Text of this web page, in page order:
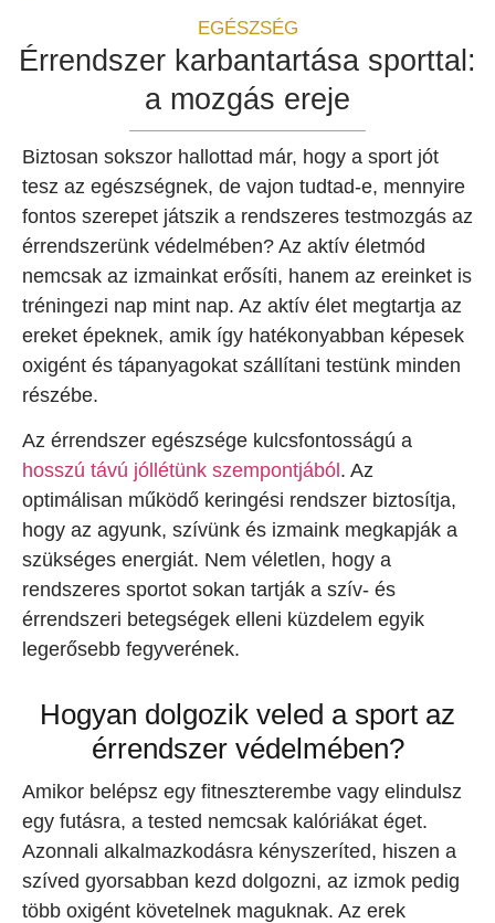
EGÉSZSÉG
Érrendszer karbantartása sporttal:
a mozgás ereje
Biztosan sokszor hallottad már, hogy a sport jót
tesz az egészségnek, de vajon tudtad-e, mennyire
fontos szerepet játszik a rendszeres testmozgás az
érrendszerünk védelmében? Az aktív életmód
nemcsak az izmainkat erősíti, hanem az ereinket is
tréningezi nap mint nap. Az aktív élet megtartja az
ereket épeknek, amik így hatékonyabban képesek
oxigént és tápanyagokat szállítani testünk minden
részébe.
Az érrendszer egészsége kulcsfontosságú a
hosszú távú jóllétünk szempontjából . Az
optimálisan működő keringési rendszer biztosítja,
hogy az agyunk, szívünk és izmaink megkapják a
szükséges energiát. Nem véletlen, hogy a
rendszeres sportot sokan tartják a szív- és
érrendszeri betegségek elleni küzdelem egyik
legerősebb fegyverének.
Hogyan dolgozik veled a sport az
érrendszer védelmében?
Amikor belépsz egy fitneszterembe vagy elindulsz
egy futásra, a tested nemcsak kalóriákat éget.
Azonnali alkalmazkodásra kényszeríted, hiszen a
szíved gyorsabban kezd dolgozni, az izmok pedig
több oxigént követelnek maguknak. Az erek